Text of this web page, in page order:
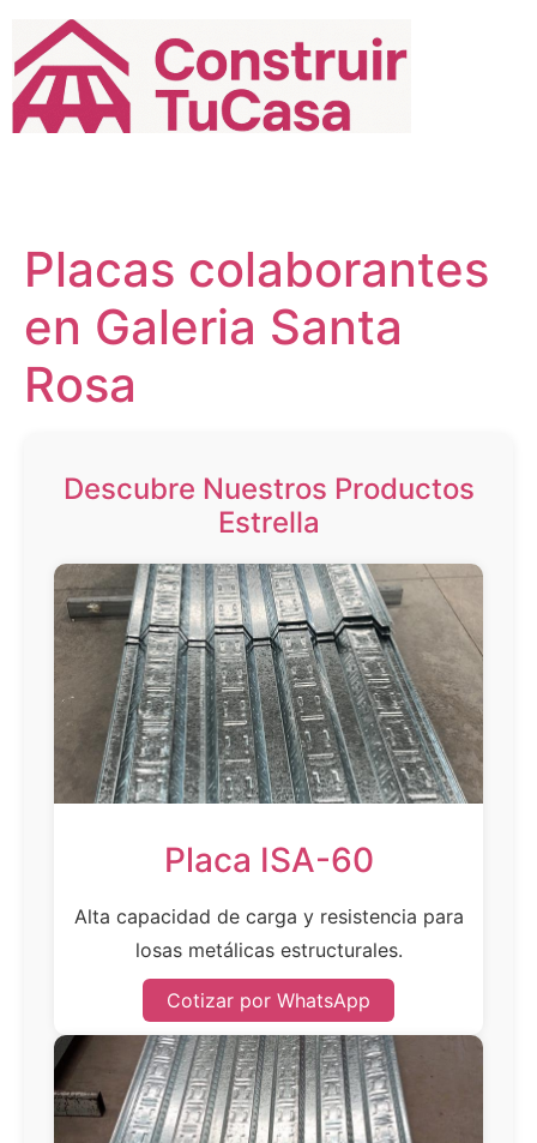
contenido
Placas colaborantes
en Galeria Santa
Rosa
Descubre Nuestros Productos
Estrella
Placa ISA-60
Alta capacidad de carga y resistencia para
losas metálicas estructurales.
Cotizar por WhatsApp